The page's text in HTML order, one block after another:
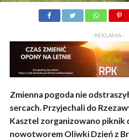
- REKLAMA -
Zmienna pogoda nie
sercach. Przyjechali do
Kasztel zorganizowano piknik
nowotworem Oliwki Dzień z